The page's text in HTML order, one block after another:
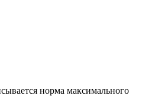
норма максимального